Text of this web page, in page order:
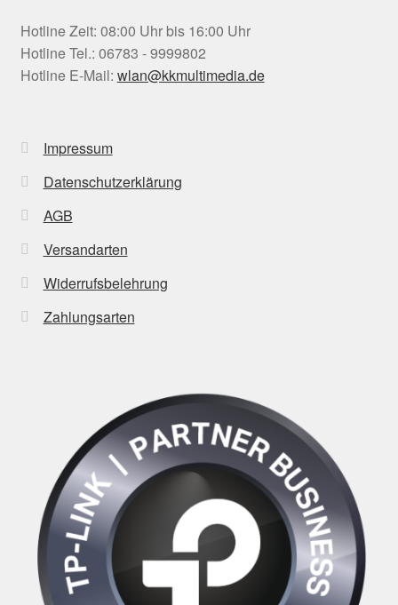
Hotline Zeit: 08:00 Uhr bis 16:00 Uhr
Hotline Tel.: 06783 - 9999802
Hotline E-Mail: wlan@kkmultimedia.de
Impressum
Datenschutzerklärung
AGB
Versandarten
Widerrufsbelehrung
Zahlungsarten